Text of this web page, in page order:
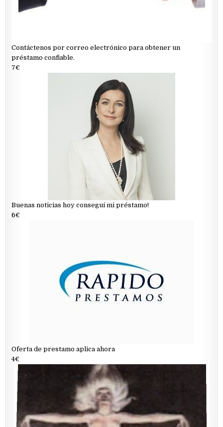
Contáctenos por correo electrónico para obtener un
préstamo confiable.
7€
Buenas noticias hoy conseguí mi préstamo!
6€
Oferta de prestamo aplica ahora
4€